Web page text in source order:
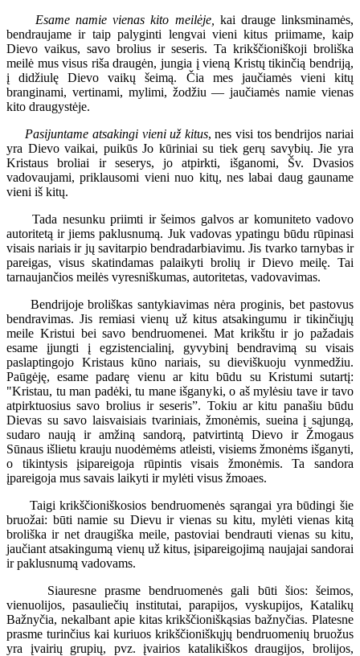
Esame namie vienas kito meilėje,
kai drauge linksminamės,
bendraujame ir taip palyginti lengvai vieni kitus priimame, kaip
Dievo vaikus, savo brolius ir seseris. Ta krikščioniškoji broliška
meilė mus visus riša draugėn, jungia į vieną Kristų tikinčią bendriją,
į didžiulę Dievo vaikų šeimą. Čia mes jaučiamės vieni kitų
branginami, vertinami, mylimi, žodžiu — jaučiamės namie vienas
kito draugystėje.
Pasijuntame atsakingi vieni už kitus, nes visi tos bendrijos nariai
yra Dievo vaikai, puikūs Jo kūriniai su tiek gerų savybių. Jie yra
Kristaus broliai ir seserys, jo atpirkti, išganomi, Šv. Dvasios
vadovaujami, priklausomi vieni nuo kitų, nes labai daug gauname
vieni iš kitų.
Tada nesunku priimti ir šeimos galvos ar komuniteto vadovo
autoritetą ir jiems paklusnumą. Juk vadovas ypatingu būdu rūpinasi
visais nariais ir jų savitarpio bendradarbiavimu. Jis tvarko tarnybas ir
pareigas, visus skatindamas palaikyti brolių ir Dievo meilę. Tai
tarnaujančios meilės vyresniškumas, autoritetas, vadovavimas.
Bendrijoje broliškas santykiavimas nėra proginis, bet pastovus
bendravimas. Jis remiasi vienų už kitus atsakingumu ir tikinčiųjų
meile Kristui bei savo bendruomenei. Mat krikštu ir jo pažadais
esame įjungti į egzistencialinį, gyvybinį bendravimą su visais
paslaptingojo Kristaus kūno nariais, su dieviškuoju vynmedžiu.
Paūgėję, esame padarę vienu ar kitu būdu su Kristumi sutartį:
"Kristau, tu man padėki, tu mane išganyki, o aš mylėsiu tave ir tavo
atpirktuosius savo brolius ir seseris”. Tokiu ar kitu panašiu būdu
Dievas su savo laisvaisiais tvariniais, žmonėmis, sueina į sąjungą,
sudaro naują ir amžiną sandorą, patvirtintą Dievo ir Žmogaus
Sūnaus išlietu krauju nuodėmėms atleisti, visiems žmonėms išganyti,
o tikintysis įsipareigoja rūpintis visais žmonėmis. Ta sandora
įpareigoja mus savais laikyti ir mylėti visus žmoaes.
Taigi krikščioniškosios bendruomenės sąrangai yra būdingi šie
bruožai: būti namie su Dievu ir vienas su kitu, mylėti vienas kitą
broliška ir net draugiška meile, pastoviai bendrauti vienas su kitu,
jaučiant atsakingumą vienų už kitus, įsipareigojimą naujajai sandorai
ir paklusnumą vadovams.
Siauresne prasme bendruomenės gali būti šios: šeimos,
vienuolijos, pasauliečių institutai, parapijos, vyskupijos, Katalikų
Bažnyčia, nekalbant apie kitas krikščioniškąsias bažnyčias. Platesne
prasme turinčius kai kuriuos krikščioniškųjų bendruomenių bruožus
yra įvairių grupių, pvz. įvairios katalikiškos draugijos, brolijos,